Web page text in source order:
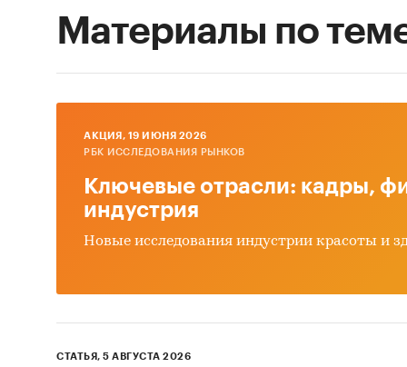
Материалы по
AКЦИЯ, 19 ИЮНЯ 2026
РБК ИССЛЕДОВАНИЯ РЫНКОВ
Ключевые отрасли: кадры,
индустрия
Новые исследования индустрии красоты и
СТАТЬЯ, 5 АВГУСТА 2026